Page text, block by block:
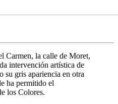
Carmen, la calle de Moret,
intervención artística de
su gris apariencia en otra
ha permitido el
los Colores.